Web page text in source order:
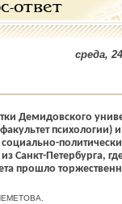
ответ
среда,
Демидовского
психологии)
социально-
Санкт-Петербурга,
прошло